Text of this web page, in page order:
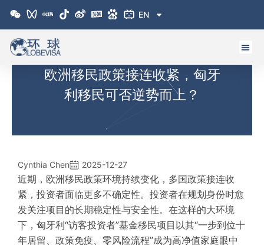
EN
欧洲移民政策接连收紧，匈牙
利移民可否逆势而上？
Cynthia Chen 2025-12-27
近期，欧洲移民政策环境持续变化，多国政策接连收
紧，投资者面临更多不确定性。投资者在规划身份时愈
发关注项目的长期稳定性与安全性。在这样的大环境
下，匈牙利“访客投资者”基金移民项目以其“一步到位十
年居留、政策免疫、零风险流程”成为高净值家庭眼中